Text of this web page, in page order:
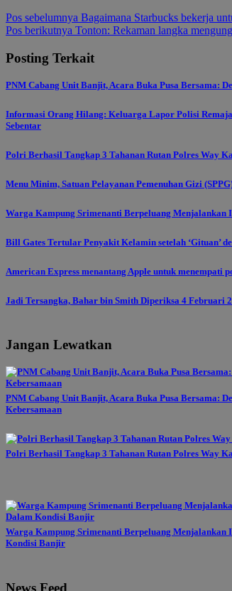
Navigasi
pos
Pos sebelumnya Bagaimana Starbucks bekerja
Pos berikutnya Tonton: Rekaman langka
Posting Terkait
PNM Cabang Unit Banjit, Acara Buka Pusa Bersama:
Informasi Orang Hilang: Keluarga Lapor Polisi
Sebentar
Polri Berhasil Tangkap 3 Tahanan Rutan Polres Way
Menu Minim, Satuan Pelayanan Pemenuhan Gizi
Warga Kampung Srimenanti Berpeluang Menjalankan
Bill Gates Tertular Penyakit Kelamin setelah ‘Gituan’
American Express menantang Apple untuk menempati
Jadi Tersangka, Bahar bin Smith Diperiksa 4 Februari
Jangan Lewatkan
PNM Cabang Unit Banjit, Acara Buka Pusa Bersama:
Kebersamaan
Polri Berhasil Tangkap 3 Tahanan Rutan Polres Way
Warga Kampung Srimenanti Berpeluang Menjalankan
Kondisi Banjir
News Feed